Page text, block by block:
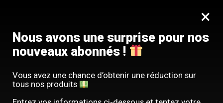
contenu
ACCUEIL / TOUTES NOS SACOCHES HOMME
×
Nous avons une surprise pour nos
nouveaux abonnés !
Vous avez une chance d’obtenir une réduction sur
tous nos produits